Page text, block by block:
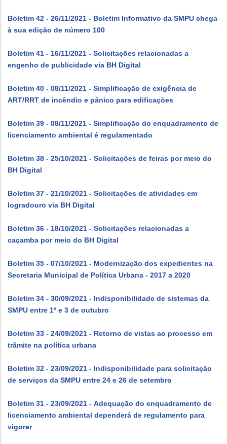
Boletim 42 - 26/11/2021 - Boletim Informativo da SMPU chega
à sua edição de número 100
Boletim 41 - 16/11/2021 - Solicitações relacionadas a
engenho de publicidade via BH Digital
Boletim 40 - 08/11/2021 - Simplificação de exigência de
ART/RRT de incêndio e pânico para edificações
Boletim 39 - 08/11/2021 - Simplificação do enquadramento de
licenciamento ambiental é regulamentado
Boletim 38 - 25/10/2021 - Solicitações de feiras por meio do
BH Digital
Boletim 37 - 21/10/2021 - Solicitações de atividades em
logradouro via BH Digital
Boletim 36 - 18/10/2021 - Solicitações relacionadas a
caçamba por meio do BH Digital
Boletim 35 - 07/10/2021 - Modernização dos expedientes na
Secretaria Municipal de Política Urbana - 2017 a 2020
Boletim 34 - 30/09/2021 - Indisponibilidade de sistemas da
SMPU entre 1º e 3 de outubro
Boletim 33 - 24/09/2021 - Retorno de vistas ao processo em
trâmite na política urbana
Boletim 32 - 23/09/2021 - Indisponibilidade para solicitação
de serviços da SMPU entre 24 e 26 de setembro
Boletim 31 - 23/09/2021 - Adequação do enquadramento de
licenciamento ambiental dependerá de regulamento para
vigorar